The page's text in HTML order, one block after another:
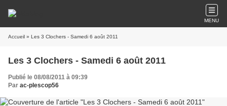
MENU
Accueil » Les 3 Clochers - Samedi 6 août 2011
Les 3 Clochers - Samedi 6 août 2011
Publié le 08/08/2011 à 09:39
Par ac-plescop56